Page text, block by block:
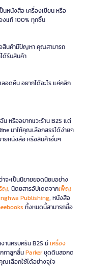
นหนังสือ เครื่องเขียน หรือ
งแท้ 100% ทุกชิ้น
อสินค้ามีปัญหา คุณสามารถ
ด้รับสินค้า
ดคืน อยากได้อะไร แค่คลิก
หรืออยากแวะร้าน B2S แต่
มาให้คุณเลือกสรรได้ง่ายๆ
ยหนังสือ หรือสินค้าอื่นๆ
จะเป็นนิยายยอดนิยมอย่าง
ญ, นิตยสารอัปเดตจากเพ็ญ
Publishing, หนังสือ
ทั้งหมดนี้สามารถซื้อ
านครบครัน B2S มีเครื่อง
กาลูกลื่นParkerชุดดินสอกด
ณเลือกใช้ได้อย่างจุใจ